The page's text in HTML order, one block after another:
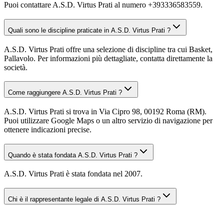
Puoi contattare A.S.D. Virtus Prati al numero +393336583559.
Quali sono le discipline praticate in A.S.D. Virtus Prati ?
A.S.D. Virtus Prati offre una selezione di discipline tra cui Basket,
Pallavolo. Per informazioni più dettagliate, contatta direttamente la
società.
Come raggiungere A.S.D. Virtus Prati ?
A.S.D. Virtus Prati si trova in Via Cipro 98, 00192 Roma (RM).
Puoi utilizzare Google Maps o un altro servizio di navigazione per
ottenere indicazioni precise.
Quando è stata fondata A.S.D. Virtus Prati ?
A.S.D. Virtus Prati è stata fondata nel 2007.
Chi è il rappresentante legale di A.S.D. Virtus Prati ?